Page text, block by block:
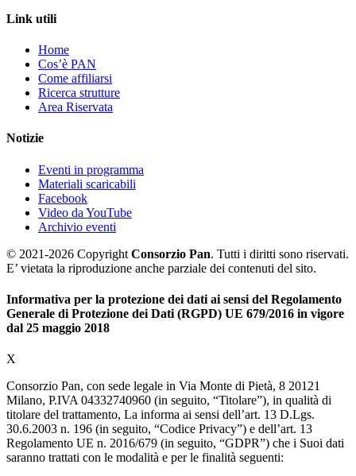
Link utili
Home
Cos’è PAN
Come affiliarsi
Ricerca strutture
Area Riservata
Notizie
Eventi in programma
Materiali scaricabili
Facebook
Video da YouTube
Archivio eventi
© 2021-2026 Copyright Consorzio Pan. Tutti i diritti sono riservati.
E’ vietata la riproduzione anche parziale dei contenuti del sito.
Informativa per la protezione dei dati ai sensi del Regolamento
Generale di Protezione dei Dati (RGPD) UE 679/2016 in vigore
dal 25 maggio 2018
X
Consorzio Pan, con sede legale in Via Monte di Pietà, 8 20121
Milano, P.IVA 04332740960 (in seguito, “Titolare”), in qualità di
titolare del trattamento, La informa ai sensi dell’art. 13 D.Lgs.
30.6.2003 n. 196 (in seguito, “Codice Privacy”) e dell’art. 13
Regolamento UE n. 2016/679 (in seguito, “GDPR”) che i Suoi dati
saranno trattati con le modalità e per le finalità seguenti: